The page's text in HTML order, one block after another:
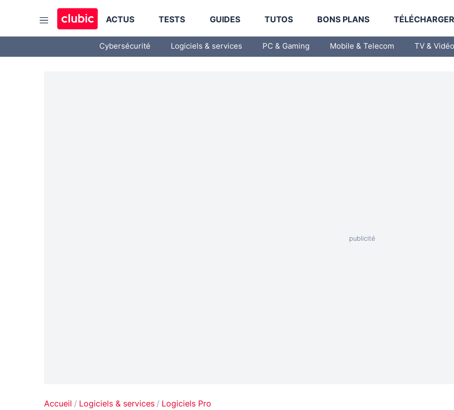
ACTUS TESTS GUIDES TUTOS BONS PLANS
Cybersécurité Logiciels & services PC & Gaming Mobile & Telecom TV & Vidéo
Accueil Logiciels & services Logiciels Pro